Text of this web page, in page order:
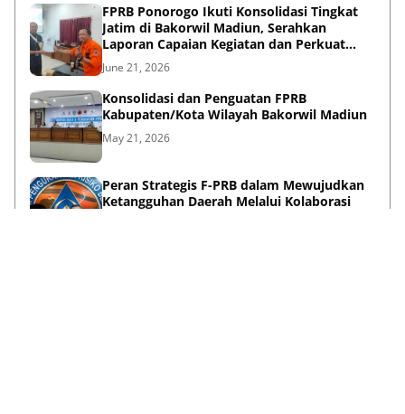
FPRB Ponorogo Ikuti Konsolidasi Tingkat
Jatim di Bakorwil Madiun, Serahkan
Laporan Capaian Kegiatan dan Perkuat
Sinergi Pentahelix
June 21, 2026
Konsolidasi dan Penguatan FPRB
Kabupaten/Kota Wilayah Bakorwil Madiun
May 21, 2026
Peran Strategis F-PRB dalam Mewujudkan
Ketangguhan Daerah Melalui Kolaborasi